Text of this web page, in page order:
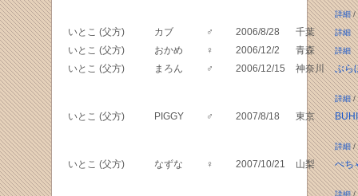
詳細/
いとこ (父方) カブ ♂ 2006/8/28 千葉 詳細
いとこ (父方) おかめ ♀ 2006/12/2 青森 詳細
いとこ (父方) まろん ♂ 2006/12/15 神奈川 ぶら
詳細/
いとこ (父方) PIGGY ♂ 2007/8/18 東京
詳細/
いとこ (父方) なずな ♀ 2007/10/21 山梨 ぺち
詳細/